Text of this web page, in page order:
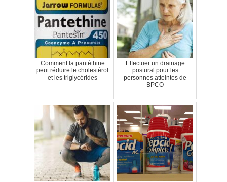
Comment la pantéthine
peut réduire le cholestérol
et les triglycérides
Effectuer un drainage
postural pour les
personnes atteintes de
BPCO